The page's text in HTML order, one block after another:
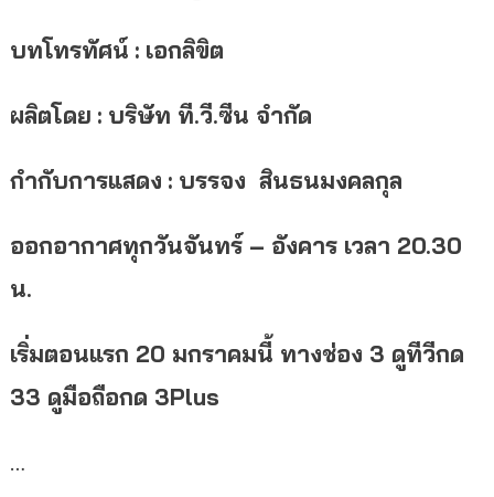
บทโทรทัศน์ : เอกลิขิต
ผลิตโดย : บริษัท ที.วี.ซีน จำกัด
กำกับการแสดง : บรรจง สินธนมงคลกุล
ออกอากาศทุกวันจันทร์ – อังคาร เวลา 20.30
น.
เริ่มตอนแรก 20 มกราคมนี้ ทางช่อง 3 ดูทีวีกด
33 ดูมือถือกด 3Plus
…